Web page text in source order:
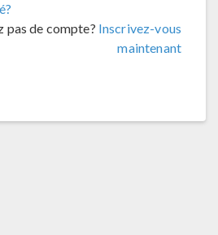
pas de compte? Inscrivez-vous
maintenant